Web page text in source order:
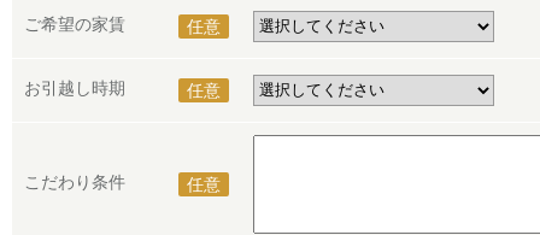
ご希望の家賃 任意
お引越し時期 任意
こだわり条件 任意